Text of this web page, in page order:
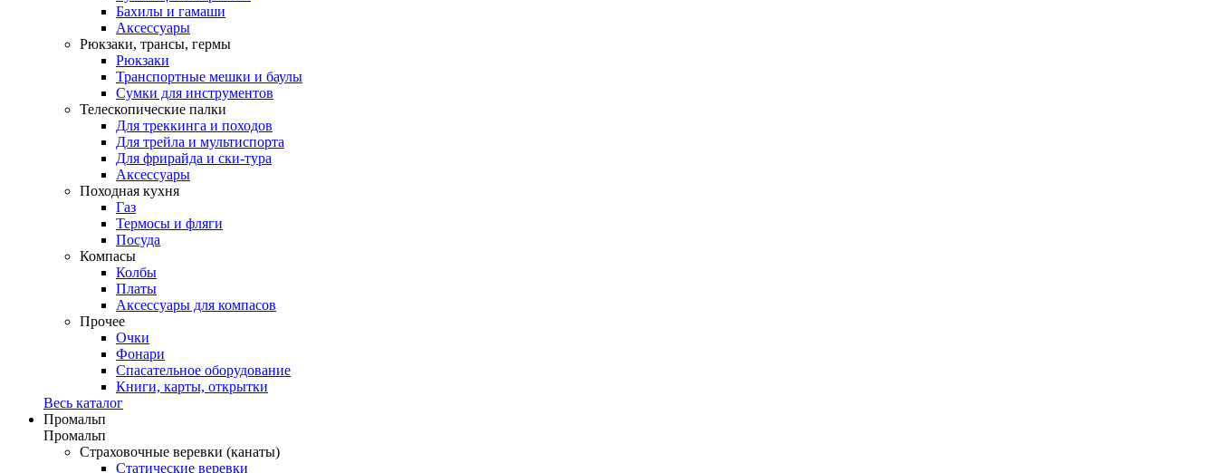
Бахилы и гамаши
Аксессуары
Рюкзаки, трансы, гермы
Рюкзаки
Транспортные мешки и баулы
Сумки для инструментов
Телескопические палки
Для треккинга и походов
Для трейла и мультиспорта
Для фрирайда и ски-тура
Аксессуары
Походная кухня
Газ
Термосы и фляги
Посуда
Компасы
Колбы
Платы
Аксессуары для компасов
Прочее
Очки
Фонари
Спасательное оборудование
Книги, карты, открытки
Весь каталог
Промальп
Промальп
Страховочные веревки (канаты)
Статические веревки